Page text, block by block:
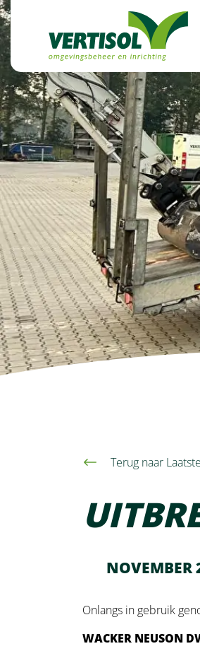
overslaan
Vertisol
Home
Diensten
Over ons
Over Vertisol
Werken bij
Projecten
Laatste nieuws
Fotoalbum
Contact
Terug naar
NOVEMBER
Onlangs in gebruik
WACKER NEUSON